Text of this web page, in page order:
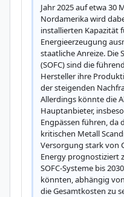
Jahr 2025 auf etwa 30
Nordamerika wird
installierten Kapazität
Energieerzeugung
staatliche Anreize. Die
(SOFC) sind die
Hersteller ihre
der steigenden
Allerdings könnte die
Hauptanbieter,
Engpässen führen, da
kritischen Metall
Versorgung stark von
Energy prognostiziert
SOFC-Systeme bis
könnten, abhängig
die Gesamtkosten zu